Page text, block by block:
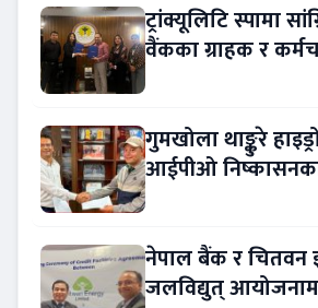
ट्रांक्यूलिटि स्पामा
वैंकका ग्राहक र
गुमखोला थाङ्कुरे
आईपीओ
नेपाल बैंक र चितवन
जलविद्युत्